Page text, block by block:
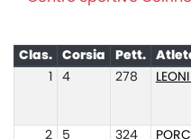
Clas. Corsia Pett.
4 278
2
5 324